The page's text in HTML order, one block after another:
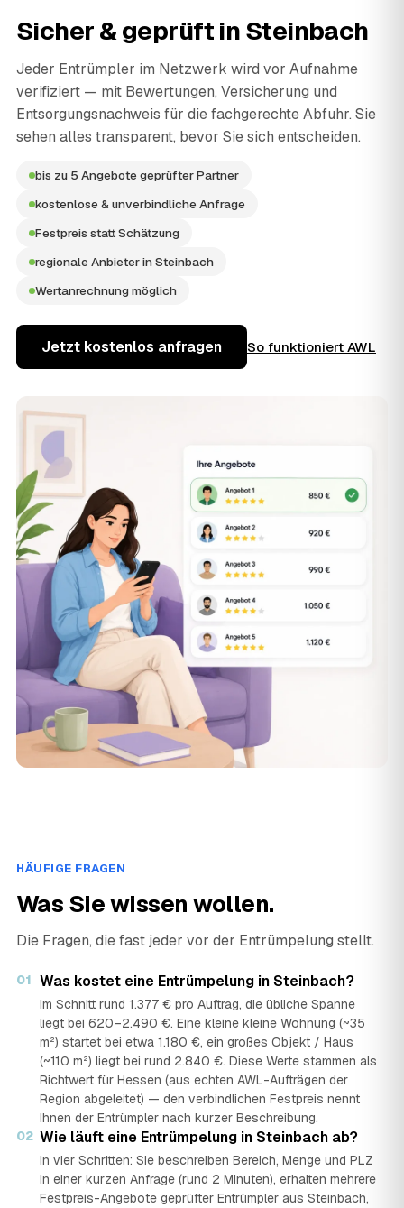
Sicher & geprüft inSteinbach
Jeder Entrümpler im Netzwerk wird vor Aufnahme
verifiziert — mit Bewertungen, Versicherung und
Entsorgungsnachweis für die fachgerechte Abfuhr. Sie
sehen alles transparent, bevor Sie sich entscheiden.
bis zu 5 Angebote geprüfter Partner
kostenlose & unverbindliche Anfrage
Festpreis statt Schätzung
regionale Anbieter in Steinbach
Wertanrechnung möglich
Jetzt kostenlos anfragen So funktioniert AWL
HÄUFIGE FRAGEN
Was Sie wissen wollen.
Die Fragen, die fast jeder vor der Entrümpelung stellt.
01 Was kostet eine Entrümpelung in Steinbach?
Im Schnitt rund 1.377 € pro Auftrag, die übliche Spanne
liegt bei 620–2.490 €. Eine kleine kleine Wohnung (~35
m²) startet bei etwa 1.180 €, ein großes Objekt / Haus
(~110 m²) liegt bei rund 2.840 €. Diese Werte stammen als
Richtwert für Hessen (aus echten AWL-Aufträgen der
Region abgeleitet) — den verbindlichen Festpreis nennt
Ihnen der Entrümpler nach kurzer Beschreibung.
02 Wie läuft eine Entrümpelung in Steinbach ab?
In vier Schritten: Sie beschreiben Bereich, Menge und PLZ
in einer kurzen Anfrage (rund 2 Minuten), erhalten mehrere
Festpreis-Angebote geprüfter Entrümpler aus Steinbach,